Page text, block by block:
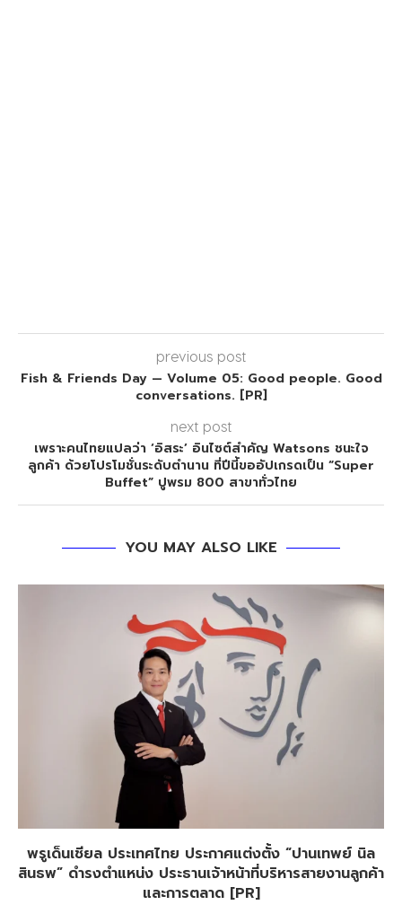
previous post
Fish & Friends Day — Volume 05: Good people. Good
conversations. [PR]
next post
เพราะคนไทยแปลว่า ‘อิสระ’ อินไซต์สำคัญ Watsons ชนะใจ
ลูกค้า ด้วยโปรโมชั่นระดับตำนาน ที่ปีนี้ขออัปเกรดเป็น “Super
Buffet” ปูพรม 800 สาขาทั่วไทย
YOU MAY ALSO LIKE
พรูเด็นเชียล ประเทศไทย ประกาศแต่งตั้ง “ปานเทพย์ นิล
สินธพ” ดำรงตำแหน่ง ประธานเจ้าหน้าที่บริหารสายงานลูกค้า
และการตลาด [PR]